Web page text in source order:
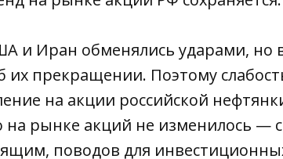
и Иран обменялись ударами, но
их прекращении. Поэтому
на акции российской
рынке акций не изменилось —
поводов для